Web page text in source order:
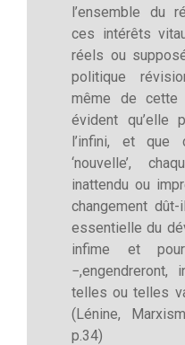
l’ensemble du
ces intérêts
réels ou
politique
même de
évident qu’elle
l’infini, et que
‘nouvelle’,
inattendu ou
changement
essentielle du
infime et
−,engendreront,
telles ou telles
(Lénine,
p.34)